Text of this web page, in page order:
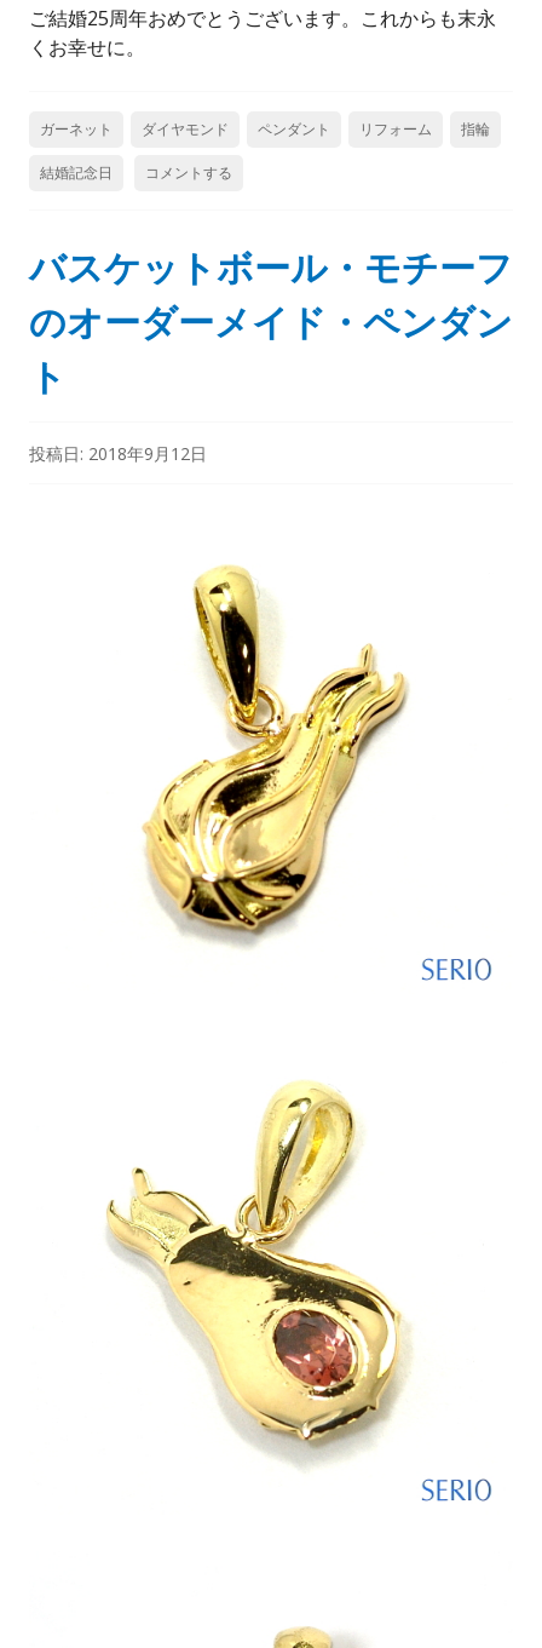
ご結婚25周年おめでとうございます。これからも末永
くお幸せに。
ガーネット ダイヤモンド ペンダント リフォーム 指輪
結婚記念日 コメントする
バスケットボール・モチーフ
のオーダーメイド・ペンダン
ト
投稿日: 2018年9月12日